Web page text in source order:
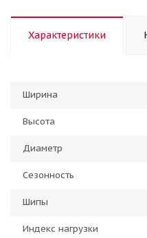
Характеристики
Ширина
Высота
Диаметр
Сезонность
Шипы
Индекс нагрузки